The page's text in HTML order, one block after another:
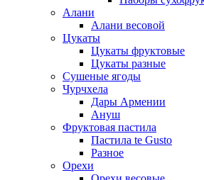
Алани
Алани весовой
Цукаты
Цукаты фруктовые
Цукаты разные
Сушеные ягоды
Чурчхела
Дары Армении
Ануш
Фруктовая пастила
Пастила te Gusto
Разное
Орехи